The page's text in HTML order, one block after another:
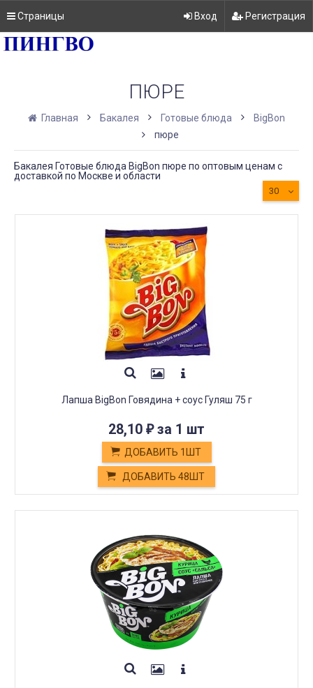
Страницы Вход Регистрация
ПЮРЕ
Главная Бакалея Готовые блюда
BigBon
пюре
Бакалея Готовые блюда BigBon пюре по оптовым ценам с
доставкой по Москве и области
30
Лапша BigBon Говядина + соус Гуляш 75 г
28,10 ₽за 1 шт
ДОБАВИТЬ 1ШТ
ДОБАВИТЬ 48ШТ